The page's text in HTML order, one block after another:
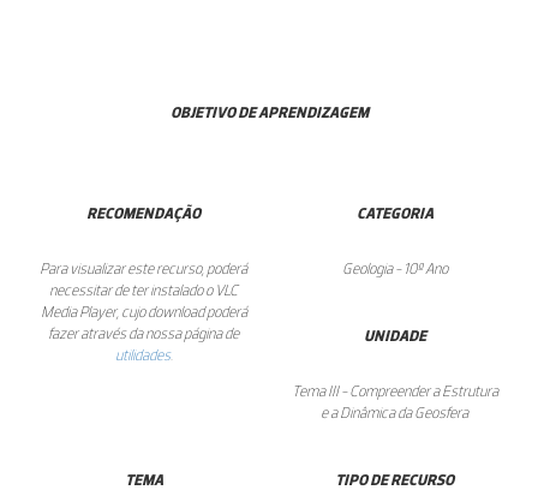
OBJETIVO DE APRENDIZAGEM
RECOMENDAÇÃO
Para visualizar este recurso, poderá
necessitar de ter instalado o VLC
Media Player, cujo download poderá
fazer através da nossa página de
utilidades.
CATEGORIA
Geologia - 10º Ano
UNIDADE
Tema III - Compreender a Estrutura
e a Dinâmica da Geosfera
TEMA TIPO DE RECURSO